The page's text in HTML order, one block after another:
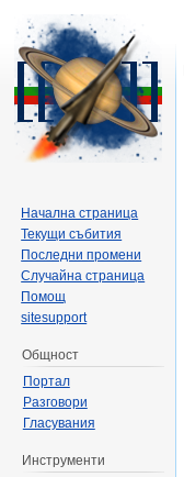
Начална страница
Текущи събития
Последни промени
Случайна страница
Помощ
sitesupport
Общност
Портал
Разговори
Гласувания
Инструменти